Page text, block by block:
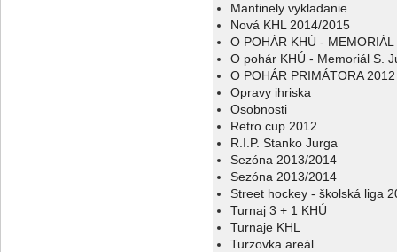
Mantinely vykladanie
Nová KHL 2014/2015
O POHÁR KHÚ - MEMORIÁL
O pohár KHÚ - Memoriál S.
O POHÁR PRIMÁTORA 2012
Opravy ihriska
Osobnosti
Retro cup 2012
R.I.P. Stanko Jurga
Sezóna 2013/2014
Sezóna 2013/2014
Street hockey - školská liga
Turnaj 3 + 1 KHÚ
Turnaje KHL
Turzovka areál